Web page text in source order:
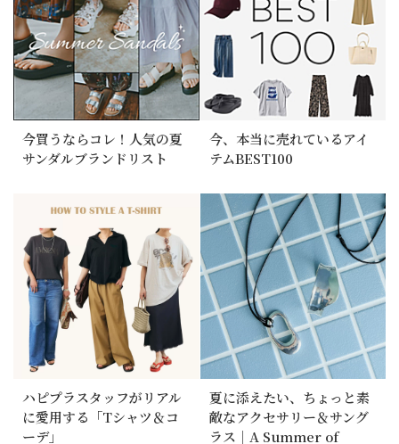
今買うならコレ！人気の夏
サンダルブランドリスト
今、本当に売れているアイ
テムBEST100
ハピプラスタッフがリアル
に愛用する「Tシャツ＆コ
ーデ」
夏に添えたい、ちょっと素
敵なアクセサリー＆サング
ラス｜A Summer of